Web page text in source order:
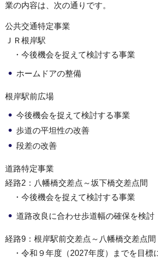
業の内容は、次の通りです。
公共交通特定事業
ＪＲ根岸駅
・今後機会を捉えて検討する事業
ホームドアの整備
根岸駅前広場
今後機会を捉えて検討する事業
歩道の平坦性の改善
段差の改善
道路特定事業
経路2：八幡橋交差点～坂下橋交差点間
・今後機会を捉えて検討する事業
道路改良に合わせ歩道幅の確保を検討
経路9：根岸駅前交差点～八幡橋交差点間
・令和９年度（2027年度）までを目標